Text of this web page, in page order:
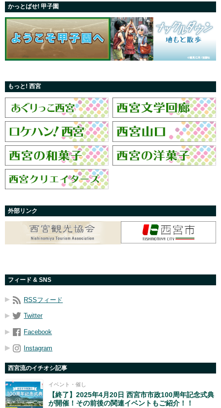
かっとばせ! 甲子園
もっと! 西宮
外部リンク
フィード & SNS
RSSフィード
Twitter
Facebook
Instagram
西宮流のイチオシ記事
イベント・催し
【終了】2025年4月20日 西宮市市政100周年記念式典
が開催！その前後の関連イベントもご紹介！！